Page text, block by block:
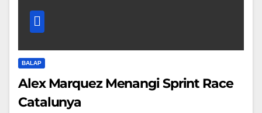
BALAP
Alex Marquez Menangi Sprint Race
Catalunya